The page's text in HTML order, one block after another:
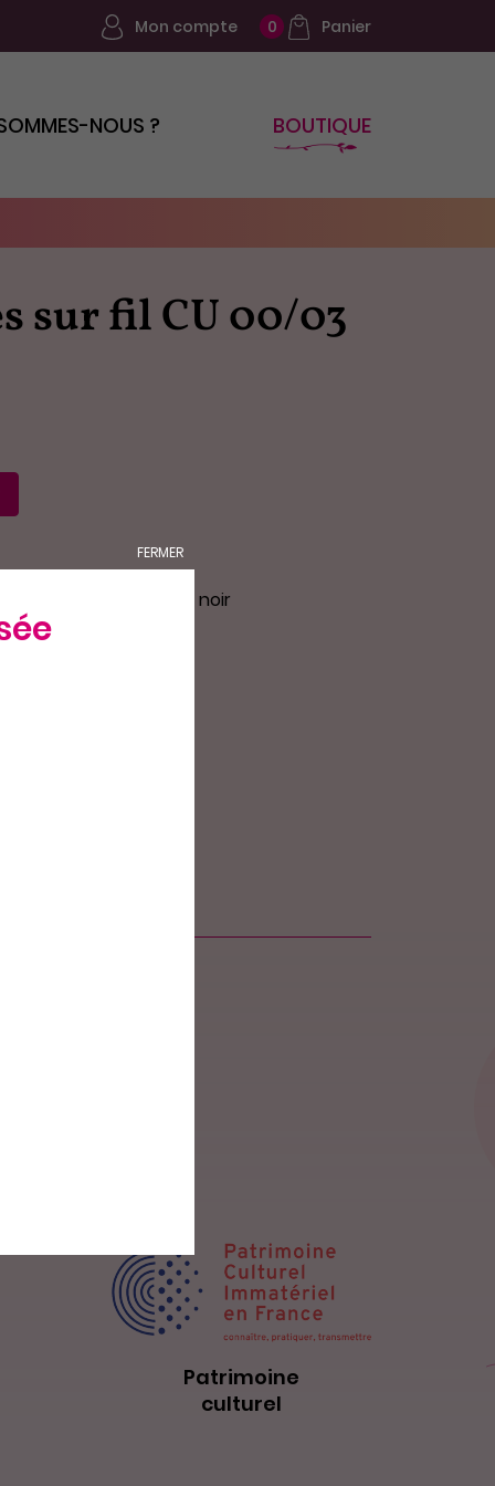
FERMER
Mon compte 0 Panier
NOUS ? BOUTIQUE
sur fil CU 00/03
de diamètre, coloris noir
Patrimoine
culturel